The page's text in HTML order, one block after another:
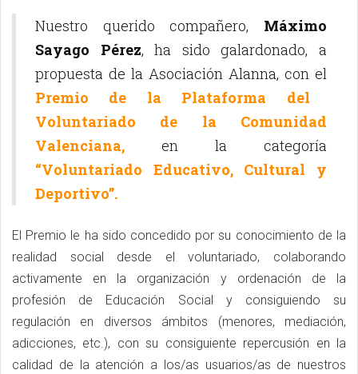
Nuestro querido compañero, Máximo
Sayago Pérez, ha sido galardonado, a
propuesta de la Asociación Alanna, con el
Premio de la Plataforma del
Voluntariado de la Comunidad
Valenciana, en la categoría
“Voluntariado Educativo, Cultural y
Deportivo”.
El Premio le ha sido concedido por su conocimiento de la
realidad social desde el voluntariado, colaborando
activamente en la organización y ordenación de la
profesión de Educación Social y consiguiendo su
regulación en diversos ámbitos (menores, mediación,
adicciones, etc.), con su consiguiente repercusión en la
calidad de la atención a los/as usuarios/as de nuestros